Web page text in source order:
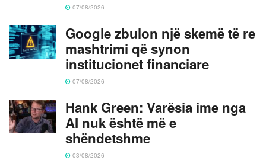
07/08/2026
Google zbulon një skemë të re
mashtrimi që synon
institucionet financiare
07/08/2026
Hank Green: Varësia ime nga
AI nuk është më e
shëndetshme
03/08/2026